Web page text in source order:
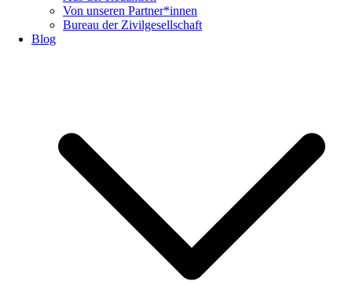
Von unseren Partner*innen
Bureau der Zivilgesellschaft
Blog